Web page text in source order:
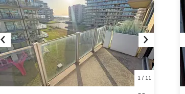
Previous Next
1/ 11